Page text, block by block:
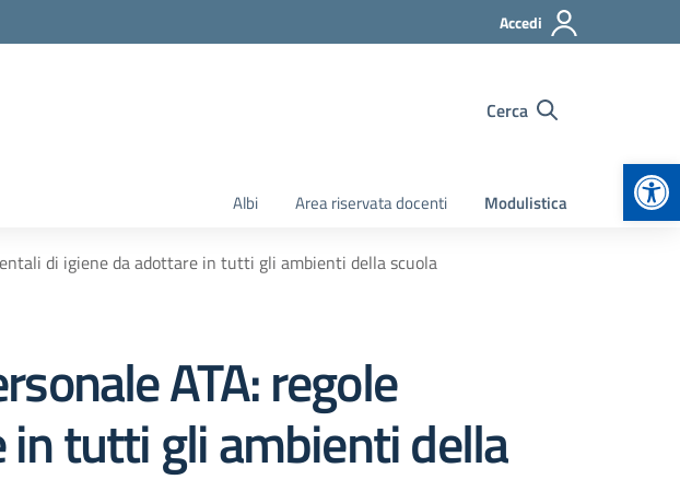
Accedi
Cerca
Albi Area riservata docenti Modulistica
di igiene da adottare in tutti gli ambienti della scuola
ATA: regole
tutti gli ambienti della